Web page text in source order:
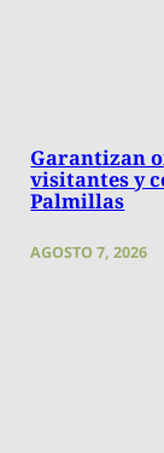
Garantizan
visitantes y
Palmillas
AGOSTO 7, 2026